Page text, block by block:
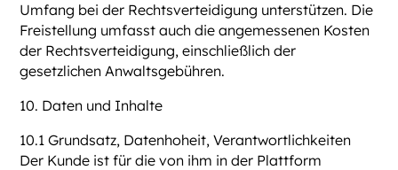
Umfang bei der Rechtsverteidigung unterstützen. Die
Freistellung umfasst auch die angemessenen Kosten
der Rechtsverteidigung, einschließlich der
gesetzlichen Anwaltsgebühren.
10. Daten und Inhalte
10.1 Grundsatz, Datenhoheit, Verantwortlichkeiten
Der Kunde ist für die von ihm in der Plattform